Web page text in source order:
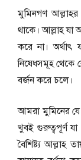
মুমিনগণ
থাকে। আল্লাহ
করে না। অর্থাৎ
নিষেধসমূহ থেকে
বর্জন করে চলে।
আমরা মুমিনের
খুবই গুরুত্বপূর্ণ
বৈশিষ্ট্য আল্লাহ